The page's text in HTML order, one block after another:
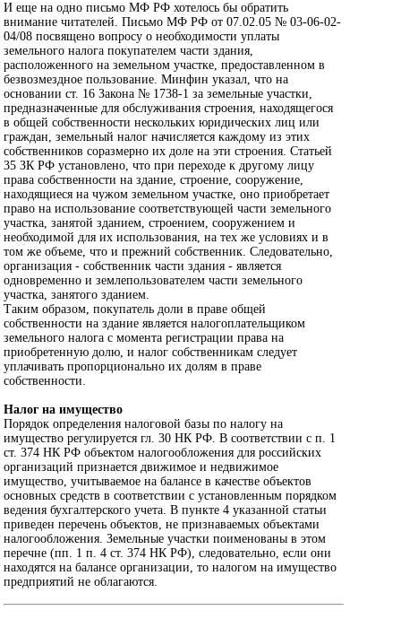
И еще на одно письмо МФ РФ хотелось бы обратить
внимание читателей. Письмо МФ РФ от 07.02.05 № 03-06-02-
04/08 посвящено вопросу о необходимости уплаты
земельного налога покупателем части здания,
расположенного на земельном участке, предоставленном в
безвозмездное пользование. Минфин указал, что на
основании ст. 16 Закона № 1738-1 за земельные участки,
предназначенные для обслуживания строения, находящегося
в общей собственности нескольких юридических лиц или
граждан, земельный налог начисляется каждому из этих
собственников соразмерно их доле на эти строения. Статьей
35 ЗК РФ установлено, что при переходе к другому лицу
права собственности на здание, строение, сооружение,
находящиеся на чужом земельном участке, оно приобретает
право на использование соответствующей части земельного
участка, занятой зданием, строением, сооружением и
необходимой для их использования, на тех же условиях и в
том же объеме, что и прежний собственник. Следовательно,
организация - собственник части здания - является
одновременно и землепользователем части земельного
участка, занятого зданием.
Таким образом, покупатель доли в праве общей
собственности на здание является налогоплательщиком
земельного налога с момента регистрации права на
приобретенную долю, и налог собственникам следует
уплачивать пропорционально их долям в праве
собственности.
Налог на имущество
Порядок определения налоговой базы по налогу на
имущество регулируется гл. 30 НК РФ. В соответствии с п. 1
ст. 374 НК РФ объектом налогообложения для российских
организаций признается движимое и недвижимое
имущество, учитываемое на балансе в качестве объектов
основных средств в соответствии с установленным порядком
ведения бухгалтерского учета. В пункте 4 указанной статьи
приведен перечень объектов, не признаваемых объектами
налогообложения. Земельные участки поименованы в этом
перечне (пп. 1 п. 4 ст. 374 НК РФ), следовательно, если они
находятся на балансе организации, то налогом на имущество
предприятий не облагаются.